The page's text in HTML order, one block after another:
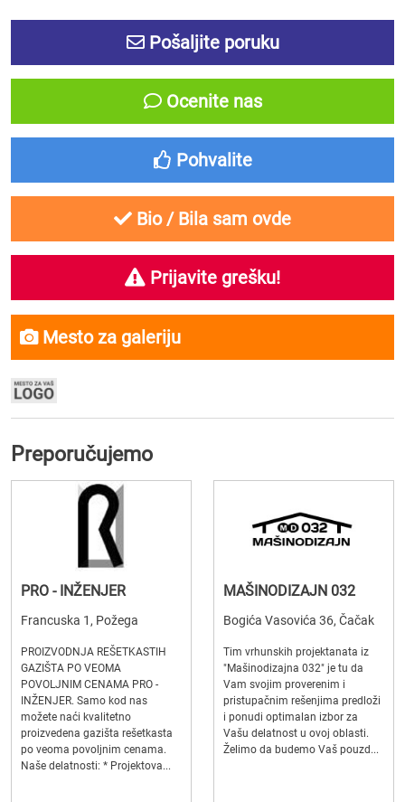
Pošaljite poruku
Ocenite nas
Pohvalite
Bio / Bila sam ovde
Prijavite grešku!
Mesto za galeriju
Preporučujemo
PRO - INŽENJER
Francuska 1, Požega
PROIZVODNJA REŠETKASTIH
GAZIŠTA PO VEOMA
POVOLJNIM CENAMA PRO -
INŽENJER. Samo kod nas
možete naći kvalitetno
proizvedena gazišta rešetkasta
po veoma povoljnim cenama.
Naše delatnosti: * Projektova...
MAŠINODIZAJN 032
Bogića Vasovića 36, Čačak
Tim vrhunskih projektanata iz
"Mašinodizajna 032" je tu da
Vam svojim proverenim i
pristupačnim rešenjima predloži
i ponudi optimalan izbor za
Vašu delatnost u ovoj oblasti.
Želimo da budemo Vaš pouzd...